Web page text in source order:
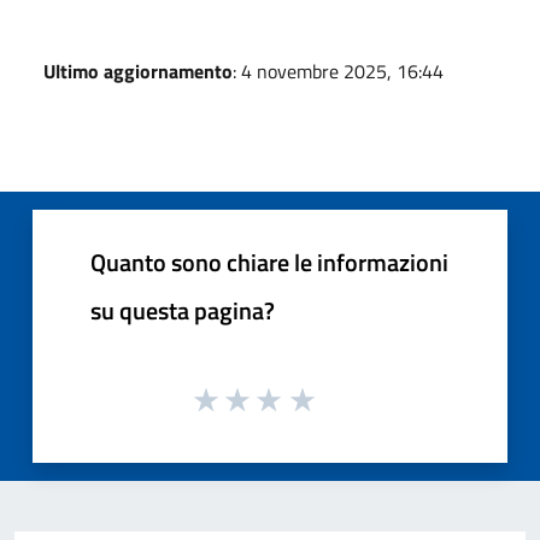
Ultimo aggiornamento: 4 novembre 2025, 16:44
Quanto sono chiare le informazioni
su questa pagina?